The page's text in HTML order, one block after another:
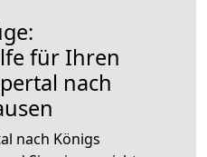
für Ihren
nach
nach Königs